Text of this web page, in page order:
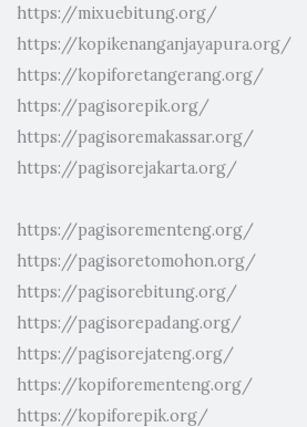
https://mixuebitung.org/
https://kopikenanganjayapura.org/
https://kopiforetangerang.org/
https://pagisorepik.org/
https://pagisoremakassar.org/
https://pagisorejakarta.org/
https://pagisorementeng.org/
https://pagisoretomohon.org/
https://pagisorebitung.org/
https://pagisorepadang.org/
https://pagisorejateng.org/
https://kopiforementeng.org/
https://kopiforepik.org/